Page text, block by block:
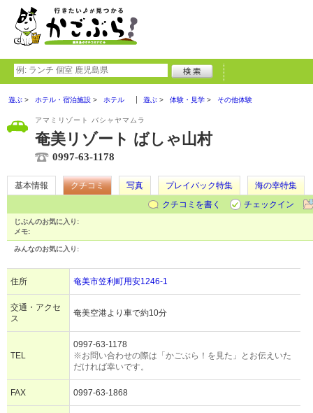
遊ぶ ホテル・宿泊施設 ホテル 遊ぶ 体験・見学 その他体験
アマミリゾート バシャヤマムラ
奄美リゾート ばしゃ山村
0997-63-1178
基本情報 クチコミ 写真 プレイバック特集
海の幸特集
クチコミを書く
チェックイン
じぶんのお気に入り:
メモ:
みんなのお気に入り:
住所 奄美市笠利町用安1246-1
交通・アクセ
ス
奄美空港より車で約10分
TEL
0997-63-1178
※お問い合わせの際は「かごぶら！を見た」とお伝えいた
だければ幸いです。
FAX 0997-63-1868